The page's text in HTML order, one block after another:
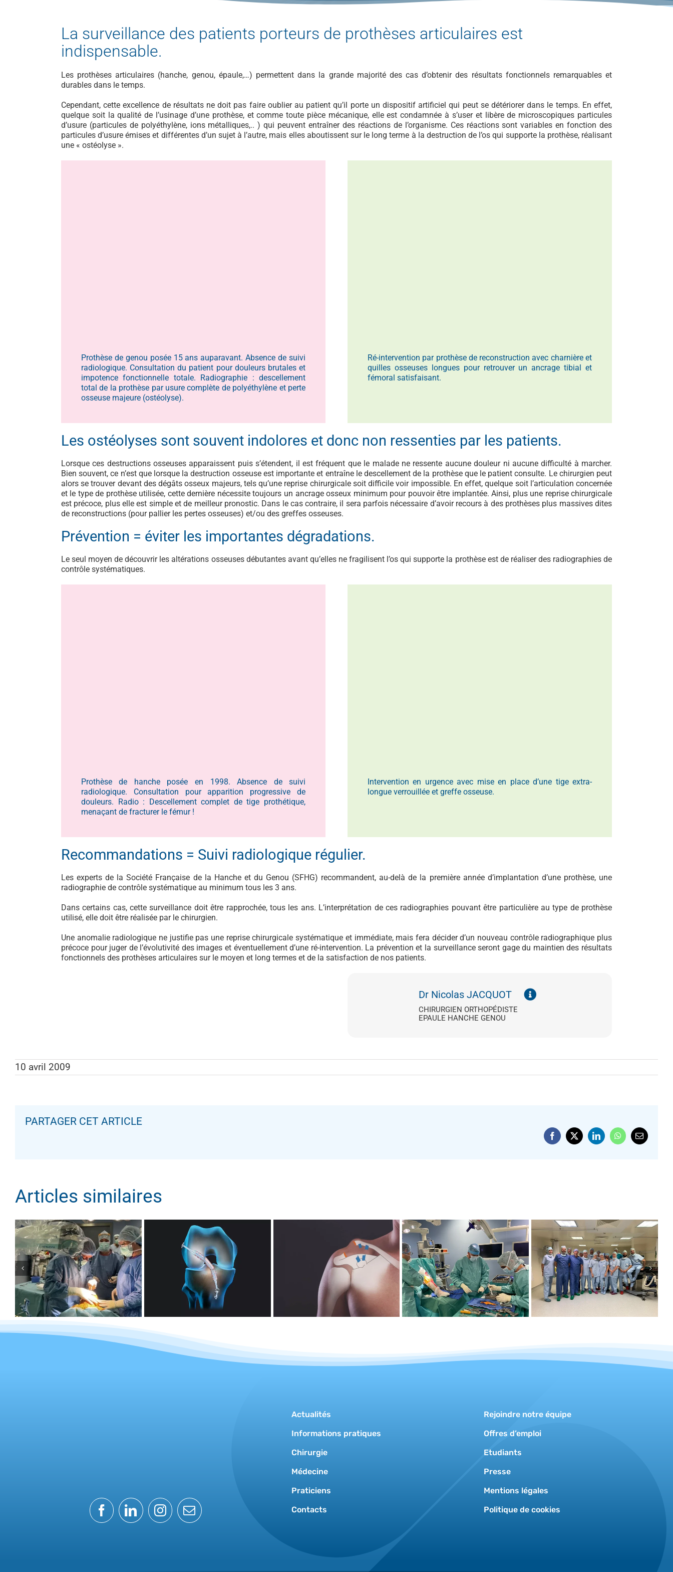
La surveillance des patients porteurs de prothèses articulaires est
indispensable.
Les prothèses articulaires (hanche, genou, épaule,…) permettent dans la grande majorité des cas d’obtenir des résultats fonctionnels remarquables et
durables dans le temps.
Cependant, cette excellence de résultats ne doit pas faire oublier au patient qu’il porte un dispositif artificiel qui peut se détériorer dans le temps. En effet,
quelque soit la qualité de l’usinage d’une prothèse, et comme toute pièce mécanique, elle est condamnée à s’user et libère de microscopiques particules
d’usure (particules de polyéthylène, ions métalliques,.. ) qui peuvent entraîner des réactions de l’organisme. Ces réactions sont variables en fonction des
particules d’usure émises et différentes d’un sujet à l’autre, mais elles aboutissent sur le long terme à la destruction de l’os qui supporte la prothèse, réalisant
une « ostéolyse ».
Prothèse de genou posée 15 ans auparavant. Absence de suivi
radiologique. Consultation du patient pour douleurs brutales et
impotence fonctionnelle totale. Radiographie : descellement
total de la prothèse par usure complète de polyéthylène et perte
osseuse majeure (ostéolyse).
Ré-intervention par prothèse de reconstruction avec charnière et
quilles osseuses longues pour retrouver un ancrage tibial et
fémoral satisfaisant.
Les ostéolyses sont souvent indolores et donc non ressenties par les patients.
Lorsque ces destructions osseuses apparaissent puis s’étendent, il est fréquent que le malade ne ressente aucune douleur ni aucune difficulté à marcher.
Bien souvent, ce n’est que lorsque la destruction osseuse est importante et entraîne le descellement de la prothèse que le patient consulte. Le chirurgien peut
alors se trouver devant des dégâts osseux majeurs, tels qu’une reprise chirurgicale soit difficile voir impossible. En effet, quelque soit l’articulation concernée
et le type de prothèse utilisée, cette dernière nécessite toujours un ancrage osseux minimum pour pouvoir être implantée. Ainsi, plus une reprise chirurgicale
est précoce, plus elle est simple et de meilleur pronostic. Dans le cas contraire, il sera parfois nécessaire d’avoir recours à des prothèses plus massives dites
de reconstructions (pour pallier les pertes osseuses) et/ou des greffes osseuses.
Prévention = éviter les importantes dégradations.
Le seul moyen de découvrir les altérations osseuses débutantes avant qu’elles ne fragilisent l’os qui supporte la prothèse est de réaliser des radiographies de
contrôle systématiques.
Prothèse de hanche posée en 1998. Absence de suivi
radiologique. Consultation pour apparition progressive de
douleurs. Radio : Descellement complet de tige prothétique,
menaçant de fracturer le fémur !
Intervention en urgence avec mise en place d’une tige extra-
longue verrouillée et greffe osseuse.
Recommandations = Suivi radiologique régulier.
Les experts de la Société Française de la Hanche et du Genou (SFHG) recommandent, au-delà de la première année d’implantation d’une prothèse, une
radiographie de contrôle systématique au minimum tous les 3 ans.
Dans certains cas, cette surveillance doit être rapprochée, tous les ans. L’interprétation de ces radiographies pouvant être particulière au type de prothèse
utilisé, elle doit être réalisée par le chirurgien.
Une anomalie radiologique ne justifie pas une reprise chirurgicale systématique et immédiate, mais fera décider d’un nouveau contrôle radiographique plus
précoce pour juger de l’évolutivité des images et éventuellement d’une ré-intervention. La prévention et la surveillance seront gage du maintien des résultats
fonctionnels des prothèses articulaires sur le moyen et long termes et de la satisfaction de nos patients.
Dr Nicolas JACQUOT
CHIRURGIEN ORTHOPÉDISTE
EPAULE HANCHE GENOU
10 avril 2009
PARTAGER CET ARTICLE
Facebook
X LinkedInWhatsApp
Email
Articles similaires
Actualités
Informations pratiques
Chirurgie
Médecine
Praticiens
Contacts
Rejoindre notre équipe
Offres d’emploi
Etudiants
Presse
Mentions légales
Politique de cookies